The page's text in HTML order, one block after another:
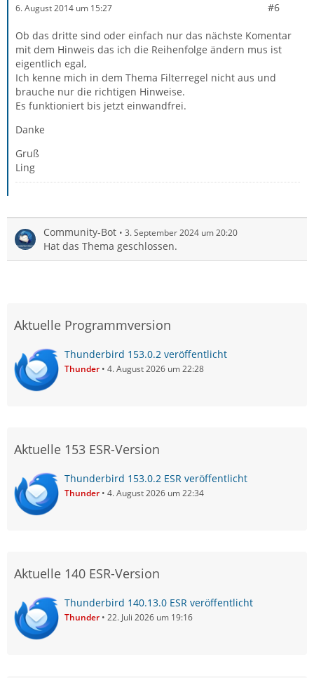
6. August 2014 um 15:27 #6
Ob das dritte sind oder einfach nur das nächste Komentar
mit dem Hinweis das ich die Reihenfolge ändern mus ist
eigentlich egal,
Ich kenne mich in dem Thema Filterregel nicht aus und
brauche nur die richtigen Hinweise.
Es funktioniert bis jetzt einwandfrei.
Danke
Gruß
Ling
Community-Bot 3. September 2024 um 20:20
Hat das Thema geschlossen.
Aktuelle Programmversion
Thunderbird 153.0.2 veröffentlicht
Thunder 4. August 2026 um 22:28
Aktuelle 153 ESR-Version
Thunderbird 153.0.2 ESR veröffentlicht
Thunder 4. August 2026 um 22:34
Aktuelle 140 ESR-Version
Thunderbird 140.13.0 ESR veröffentlicht
Thunder 22. Juli 2026 um 19:16